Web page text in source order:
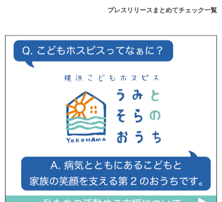
プレスリリースまとめてチェック一覧